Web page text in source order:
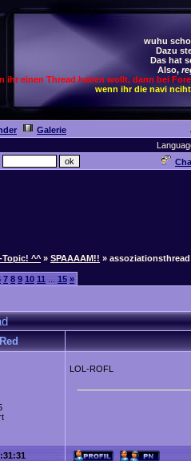
wuhu
Dazu
Das hat
Also,
ihr einen Thread haben wollt, dann bei
wenn ihr die navi
Galerie
Topic! ^^ » SPAAAAM!! » assoziationsthread
7 8 9 10 11 15 »
LOL-ROFL